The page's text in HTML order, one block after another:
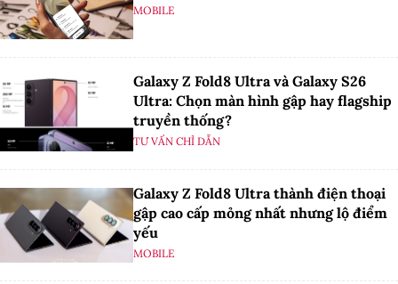
MOBILE
Galaxy Z Fold8 Ultra và Galaxy S26
Ultra: Chọn màn hình gập hay flagship
truyền thống?
TƯ VẤN CHỈ DẪN
Galaxy Z Fold8 Ultra thành điện thoại
gập cao cấp mỏng nhất nhưng lộ điểm
yếu
MOBILE